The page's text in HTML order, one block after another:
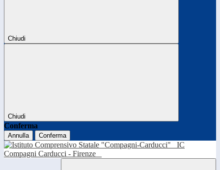
Chiudi
Chiudi
Conferma
Annulla Conferma
IC
Compagni Carducci - Firenze